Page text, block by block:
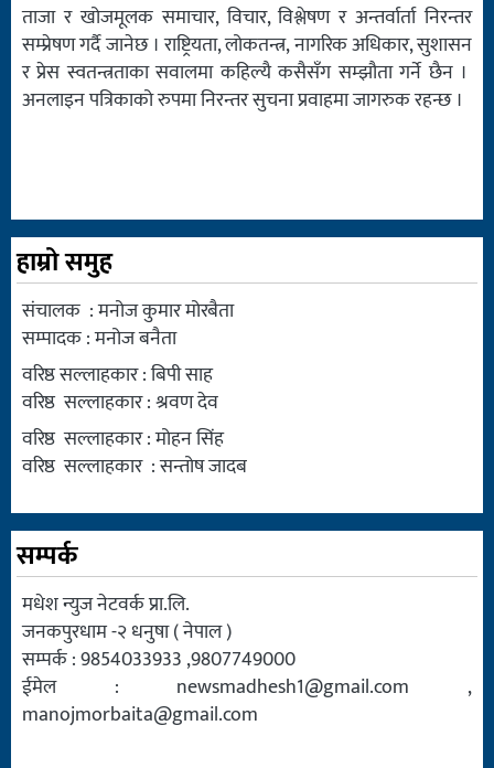
ताजा र खोजमूलक समाचार, विचार, विश्लेषण र अन्तर्वार्ता निरन्तर
सम्प्रेषण गर्दै जानेछ । राष्ट्रियता, लोकतन्त्र, नागरिक अधिकार, सुशासन
र प्रेस स्वतन्त्रताका सवालमा कहिल्यै कसैसँग सम्झौता गर्ने छैन ।
अनलाइन पत्रिकाको रुपमा निरन्तर सुचना प्रवाहमा जागरुक रहन्छ ।
हाम्रो समुह
संचालक : मनोज कुमार मोरबैता
सम्पादक : मनोज बनैता
वरिष्ठ सल्लाहकार : बिपी साह
वरिष्ठ सल्लाहकार : श्रवण देव
वरिष्ठ सल्लाहकार : मोहन सिंह
वरिष्ठ सल्लाहकार : सन्तोष जादब
सम्पर्क
मधेश न्युज नेटवर्क प्रा.लि.
जनकपुरधाम -२ धनुषा ( नेपाल )
सम्पर्क : 9854033933 ,9807749000
ईमेल : newsmadhesh1@gmail.com ,
manojmorbaita@gmail.com